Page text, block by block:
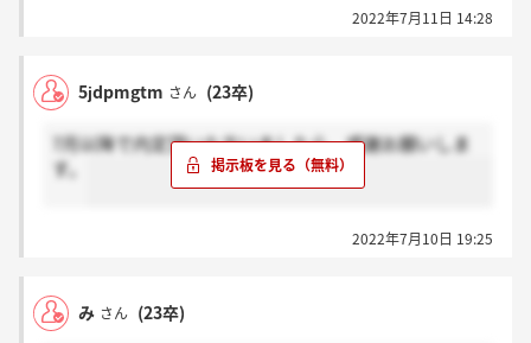
2022年7月11日 14:28
5jdpmgtm さん (23卒)
7月以降で内定頂いた方いましたら、感謝お願いしま
す。
2022年7月10日 19:25
み さん (23卒)